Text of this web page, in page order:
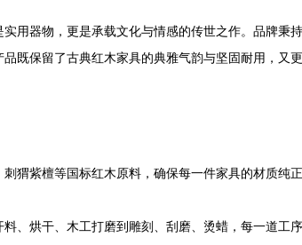
用器物，更是承载文化与情感的传世之作。品牌秉
既保留了古典红木家具的典雅气韵与坚固耐用，又
猬紫檀等国标红木原料，确保每一件家具的材质
、烘干、木工打磨到雕刻、刮磨、烫蜡，每一道工